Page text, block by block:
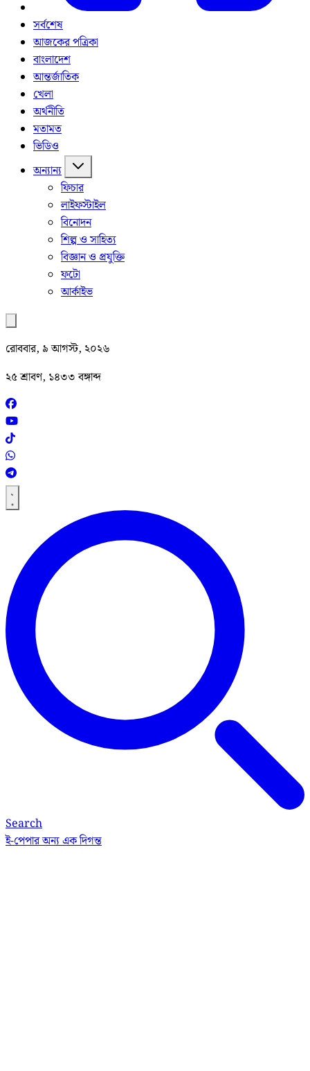
সর্বশেষ
আজকের পত্রিকা
বাংলাদেশ
আন্তর্জাতিক
খেলা
অর্থনীতি
মতামত
ভিডিও
অন্যান্য
ফিচার
লাইফস্টাইল
বিনোদন
শিল্প ও সাহিত্য
বিজ্ঞান ও প্রযুক্তি
ফটো
আর্কাইভ
রোববার, ৯ আগস্ট, ২০২৬
২৫ শ্রাবণ, ১৪৩৩ বঙ্গাব্দ
Search
ই-পেপারঅন্য এক দিগন্ত